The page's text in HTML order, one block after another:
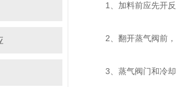
1、加料前应先开反
2、翻开蒸气阀前，
3、蒸气阀门和冷却